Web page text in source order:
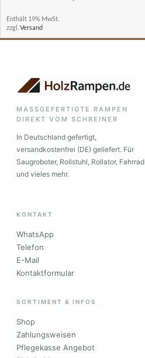
Enthält 19% MwSt.
zzgl. Versand
MASSGEFERTIGTE RAMPEN
DIREKT VOM SCHREINER
In Deutschland gefertigt,
versandkostenfrei (DE) geliefert. Für
Saugroboter, Rollstuhl, Rollator, Fahrrad
und vieles mehr.
KONTAKT
WhatsApp
Telefon
E-Mail
Kontaktformular
SORTIMENT & INFOS
Shop
Zahlungsweisen
Pflegekasse Angebot